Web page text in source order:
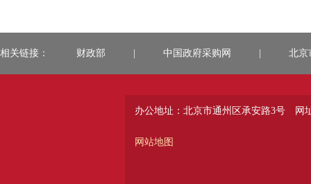
相关链接： 财政部 中国政府采购网 北京
办公地址：北京市通州区承安路3号
网站地图
网